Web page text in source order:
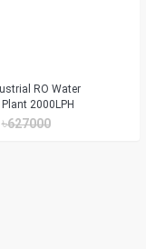
RO Water
2000LPH
৳627000